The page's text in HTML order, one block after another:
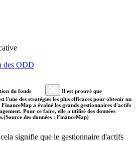
des ODD
du fonds
Il est prouvé que
l'une des stratégies les plus efficaces pour obtenir un
a évalué les grands gestionnaires d'actifs
Pour ce faire, elle a utilisé des données
des données : FinanceMap)
signifie que le gestionnaire d'actifs